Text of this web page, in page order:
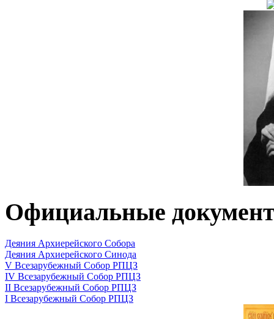
Официальные
Деяния Архиерейского Собора
Деяния Архиерейского Синода
V Всезарубежный Собор РПЦЗ
IV Всезарубежный Собор РПЦЗ
II Всезарубежный Собор РПЦЗ
I Всезарубежный Собор РПЦЗ